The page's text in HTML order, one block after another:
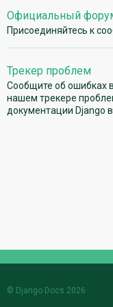
Официальный
Присоединяйтесь к
Трекер проблем
Сообщите об ошибках
нашем трекере
документации Django
© Django Docs 2026